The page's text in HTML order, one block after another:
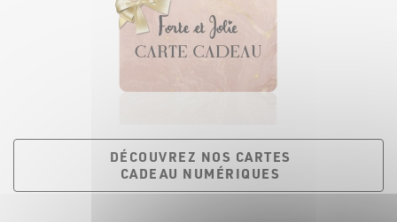
DÉCOUVREZ NOS CARTES
CADEAU NUMÉRIQUES